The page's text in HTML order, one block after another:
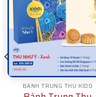
BÁNH TRUNG THU KIDO